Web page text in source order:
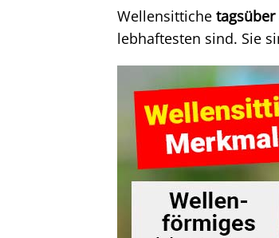
Wellensittiche
lebhaftesten sind. Sie